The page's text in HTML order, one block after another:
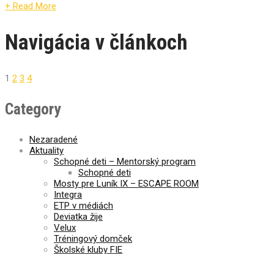
+ Read More
Navigácia v článkoch
1 2 3 4
Category
Nezaradené
Aktuality
Schopné deti – Mentorský program
Schopné deti
Mosty pre Luník IX – ESCAPE ROOM
Integra
ETP v médiách
Deviatka žije
Velux
Tréningový domček
Školské kluby FIE